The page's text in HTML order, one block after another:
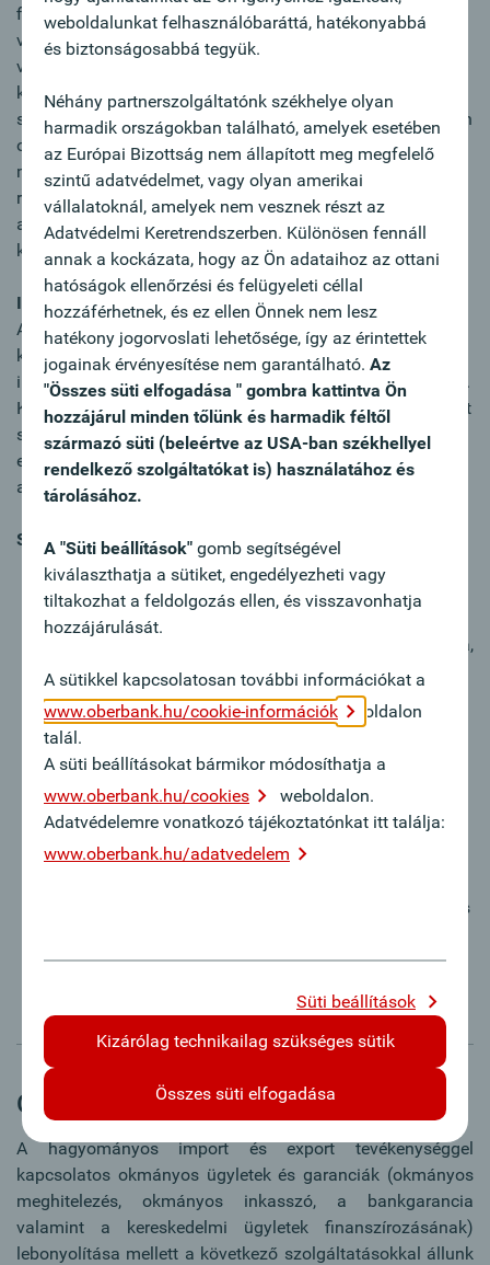
fizetési kötelezettséget vállal, így független lehet külföldi
vevői fizetési hajlandóságától és fizetőképességétől,
valamint vállalkozása likviditásának tervezése is
könnyebbé válik, hiszen exportbevételei a szerződés
szerinti időpontoknak megfelelően folynak be. Amennyiben
ország-, vagy bankkockázat ellen is szeretné biztosítani
magát, kérjen igazolt akkreditívet. Kérésére az Oberbank a
rendelkezésre álló országkockázati limiteken belül az
akkreditívet nyitó banktól függetlenül is fizetési
kötelezettséget vállal.
Import akkreditív
A bank visszavonhatatlan fizetési
kötelezettségvállalásának alapja a hitelképesség, így az
import akkreditív igazolja bonitását külföldi szállítói felé is.
Kifizetést kizárólag az import akkreditív megbízásban előírt
szállítói- és teljesítési igazolások bemutatása után
eszközölünk. Az import akkreditív az előlegfizetés
alternatívája, segít megőrizni cége likviditását.
Szolgáltatásaink:
Tájékoztatás ország- , bank-, és ügyfélbonitásról.
Átfogó tanácsadás exporttevékenységének optimális
biztosítása érdekében.
Igényeire szabott workshop-ok alkalmazottai számára,
vállalkozása telephelyén.
Segítségnyújtás a fizetési és szállítási kondíciók
kialakításában.
Akkreditív tervezetek készítése és ellenőrzése.
Tanácsadás és támogatás a dokumentumok
kiállításához.
Dokumentumtervezetek ellenőrzése a tényleges
kiállítás előtt.
mint pl. Back-to-Back akkreditív, standby meghitelezés
Második bankon keresztül kapott export akkreditívek
Oberbank Trade Finance Area
A hagyományos import és export tevékenységgel
kapcsolatos okmányos ügyletek és garanciák (okmányos
meghitelezés, okmányos inkasszó, a bankgarancia
valamint a kereskedelmi ügyletek finanszírozásának)
lebonyolítása mellett a következő szolgáltatásokkal állunk
weboldalunkat felhasználóbaráttá, hatékonyabbá
és biztonságosabbá tegyük.
Néhány partnerszolgáltatónk székhelye olyan
harmadik országokban található, amelyek esetében
az Európai Bizottság nem állapított meg megfelelő
szintű adatvédelmet, vagy olyan amerikai
vállalatoknál, amelyek nem vesznek részt az
Adatvédelmi Keretrendszerben. Különösen fennáll
annak a kockázata, hogy az Ön adataihoz az ottani
hatóságok ellenőrzési és felügyeleti céllal
hozzáférhetnek, és ez ellen Önnek nem lesz
hatékony jogorvoslati lehetősége, így az érintettek
jogainak érvényesítése nem garantálható. Az
"Összes süti elfogadása " gombra kattintva Ön
hozzájárul minden tőlünk és harmadik féltől
származó süti (beleértve az USA-ban székhellyel
rendelkező szolgáltatókat is) használatához és
tárolásához.
A "Süti beállítások" gomb segítségével
kiválaszthatja a sütiket, engedélyezheti vagy
tiltakozhat a feldolgozás ellen, és visszavonhatja
hozzájárulását.
A sütikkel kapcsolatosan további információkat a
www.oberbank.hu/cookie-információk
oldalon
talál.
A süti beállításokat bármikor módosíthatja a
www.oberbank.hu/cookies
weboldalon.
Adatvédelemre vonatkozó tájékoztatónkat itt találja:
www.oberbank.hu/adatvedelem
Süti beállítások
Kizárólag technikailag szükséges sütik
Összes süti elfogadása